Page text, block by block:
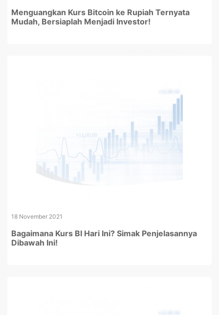
Menguangkan Kurs Bitcoin ke Rupiah Ternyata
Mudah, Bersiaplah Menjadi Investor!
18 November 2021
Bagaimana Kurs BI Hari Ini? Simak Penjelasannya
Dibawah Ini!